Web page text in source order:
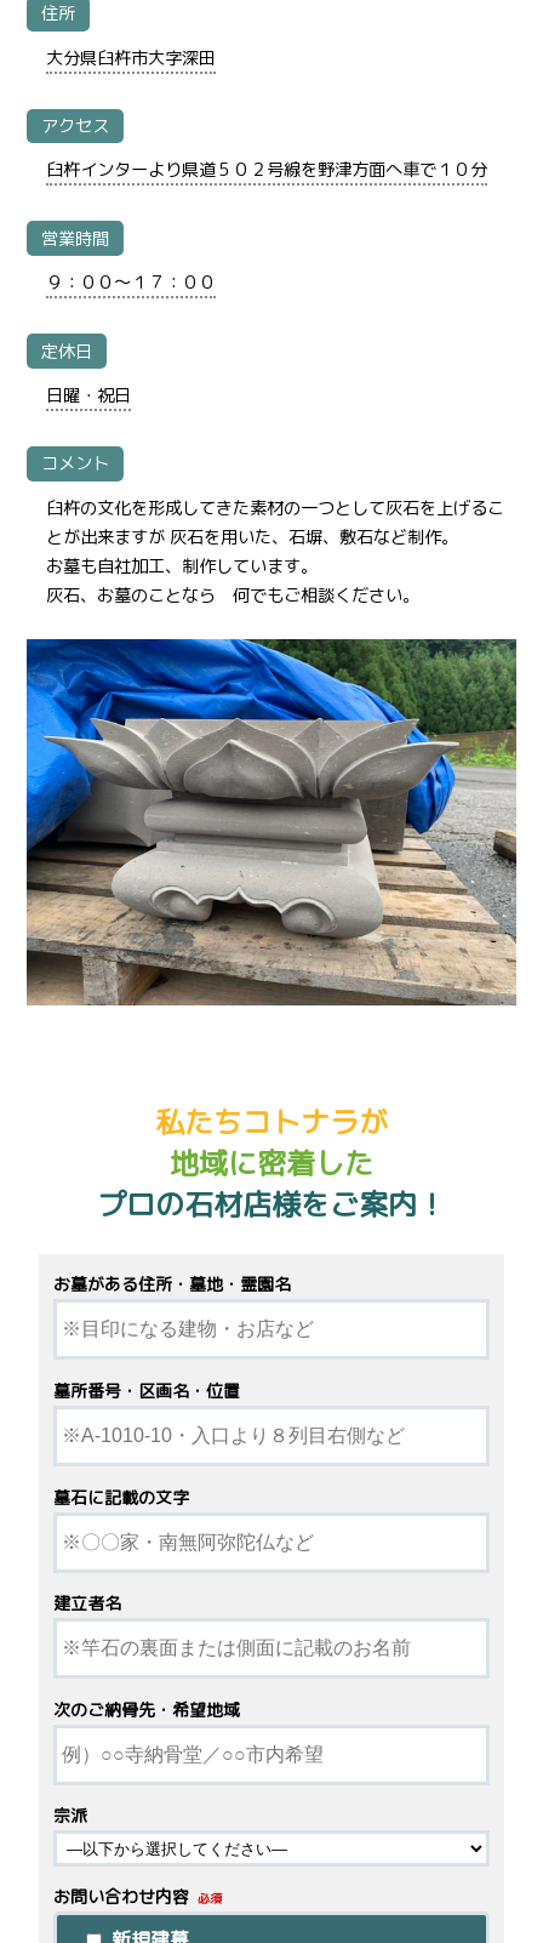
住所
大分県臼杵市大字深田
アクセス
臼杵インターより県道５０２号線を野津方面へ車で１０分
営業時間
９：００～１７：００
定休日
日曜・祝日
コメント
臼杵の文化を形成してきた素材の一つとして灰石を上げるこ
とが出来ますが 灰石を用いた、石塀、敷石など制作。
お墓も自社加工、制作しています。
灰石、お墓のことなら 何でもご相談ください。
私たちコトナラが
地域に密着した
プロの石材店様をご案内！
お墓がある住所・墓地・霊園名
墓所番号・区画名・位置
墓石に記載の文字
建立者名
次のご納骨先・希望地域
宗派
お問い合わせ内容 必須